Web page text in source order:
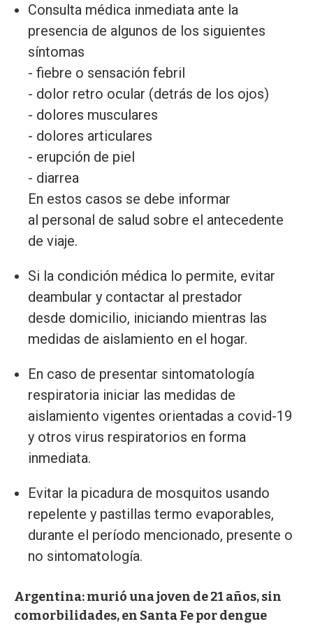
Consulta médica inmediata ante la
presencia de algunos de los siguientes
síntomas
- fiebre o sensación febril
- dolor retro ocular (detrás de los ojos)
- dolores musculares
- dolores articulares
- erupción de piel
- diarrea
En estos casos se debe informar
al personal de salud sobre el antecedente
de viaje.
Si la condición médica lo permite, evitar
deambular y contactar al prestador
desde domicilio, iniciando mientras las
medidas de aislamiento en el hogar.
En caso de presentar sintomatología
respiratoria iniciar las medidas de
aislamiento vigentes orientadas a covid-19
y otros virus respiratorios en forma
inmediata.
Evitar la picadura de mosquitos usando
repelente y pastillas termo evaporables,
durante el período mencionado, presente o
no sintomatología.
Argentina: murió una joven de 21 años, sin
comorbilidades, en Santa Fe por dengue